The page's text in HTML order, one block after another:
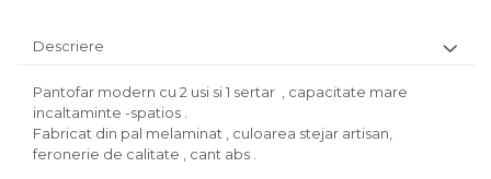
Descriere
Pantofar modern cu 2 usi si 1 sertar , capacitate mare
incaltaminte -spatios .
Fabricat din pal melaminat , culoarea stejar artisan,
feronerie de calitate , cant abs .